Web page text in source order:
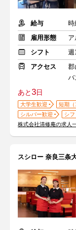
給与
雇用形態
ア
シフト
週
アクセス
郡
バ
あと3日
大学生歓迎 短期（
シルバー歓迎
シ
株式会社清修庵の求人
スシロー 奈良三条